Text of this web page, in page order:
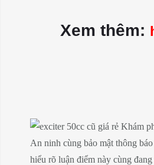
Xem thêm:
An ninh cùng bảo mật thông
hiểu rõ luận điểm này cùng